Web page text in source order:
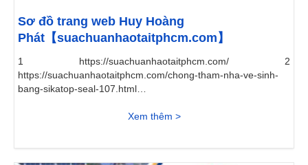
Sơ đồ trang web Huy Hoàng
Phát【suachuanhaotaitphcm.com】
1 https://suachuanhaotaitphcm.com/ 2
https://suachuanhaotaitphcm.com/chong-tham-nha-ve-sinh-
bang-sikatop-seal-107.html 3
https://suachuanhaotaitphcm.com/khoan-gieng-cong-
Xem thêm >